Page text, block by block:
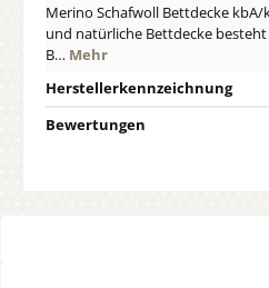
Merino Schafwoll Bettdecke kbA/
und natürliche Bettdecke
B… Mehr
Herstellerkennzeichnung
Bewertungen